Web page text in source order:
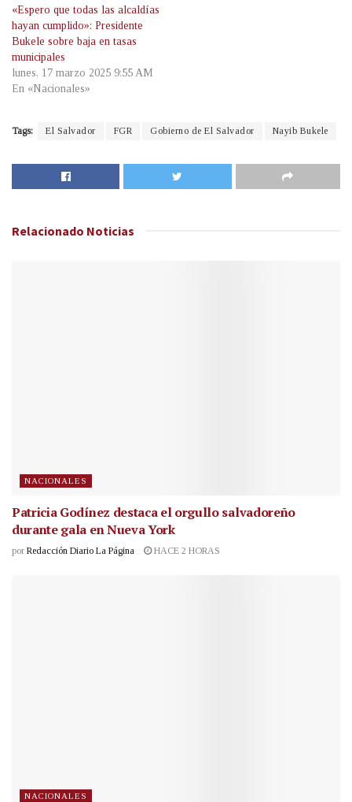
«Espero que todas las alcaldías
hayan cumplido»: Presidente
Bukele sobre baja en tasas
municipales
lunes, 17 marzo 2025 9:55 AM
En «Nacionales»
Tags: El Salvador FGR Gobierno de El Salvador Nayib Bukele
Relacionado Noticias
NACIONALES
Patricia Godínez destaca el orgullo salvadoreño
durante gala en Nueva York
por Redacción Diario La Página HACE 2 HORAS
NACIONALES